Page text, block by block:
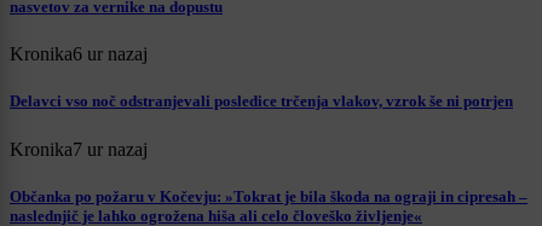
nasvetov za vernike na dopustu
Kronika6 ur nazaj
Delavci vso noč odstranjevali posledice trčenja vlakov, vzrok še ni potrjen
Kronika7 ur nazaj
Občanka po požaru v Kočevju: »Tokrat je bila škoda na ograji in cipresah –
naslednjič je lahko ogrožena hiša ali celo človeško življenje«